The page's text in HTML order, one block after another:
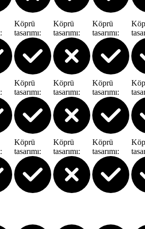
:
Köprü
tasarımı:
Köprü
tasarımı:
Köprü
tasarımı:
:
Köprü
tasarımı:
Köprü
tasarımı:
Köprü
tasarımı:
:
Köprü
tasarımı:
Köprü
tasarımı:
Köprü
tasarımı: